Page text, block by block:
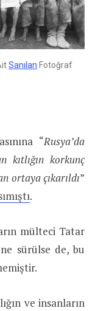
Sanılan Fotoğraf
“Rusya’da
kıtlığın korkunç
ortaya çıkarıldı”
.
mülteci Tatar
sürülse de, bu
ve insanların